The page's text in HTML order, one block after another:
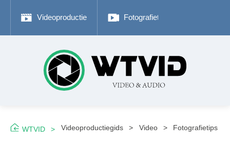
Videoproductie Fotografietips
WTVID Videoproductiegids Video Fotografietips